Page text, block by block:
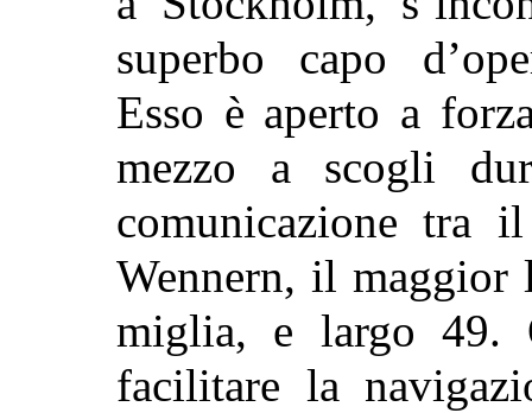
superbo capo
Esso è aperto a
mezzo a scogli
comunicazione tra
Wennern, il maggior
miglia, e largo 49.
facilitare la